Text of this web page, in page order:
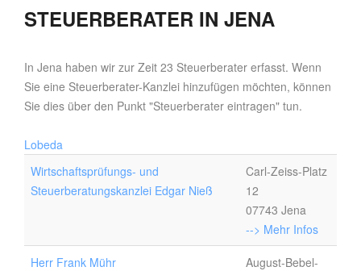
STEUERBERATER IN JENA
In Jena haben wir zur Zeit 23 Steuerberater erfasst. Wenn
Sie eine Steuerberater-Kanzlei hinzufügen möchten, können
Sie dies über den Punkt "Steuerberater eintragen" tun.
Lobeda
Wirtschaftsprüfungs- und
Steuerberatungskanzlei Edgar Nieß
Carl-Zeiss-Platz
12
07743 Jena
--> Mehr Infos
Herr Frank Mühr
August-Bebel-